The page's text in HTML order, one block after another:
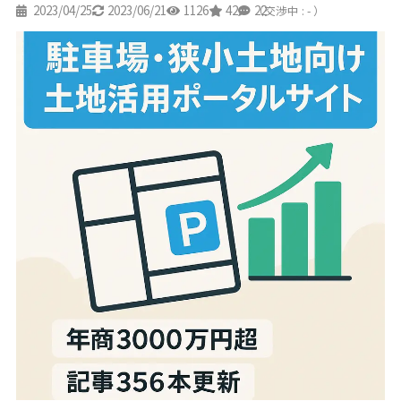
2023/04/25 2023/06/21 1126 42 22
（交渉中 : - ）